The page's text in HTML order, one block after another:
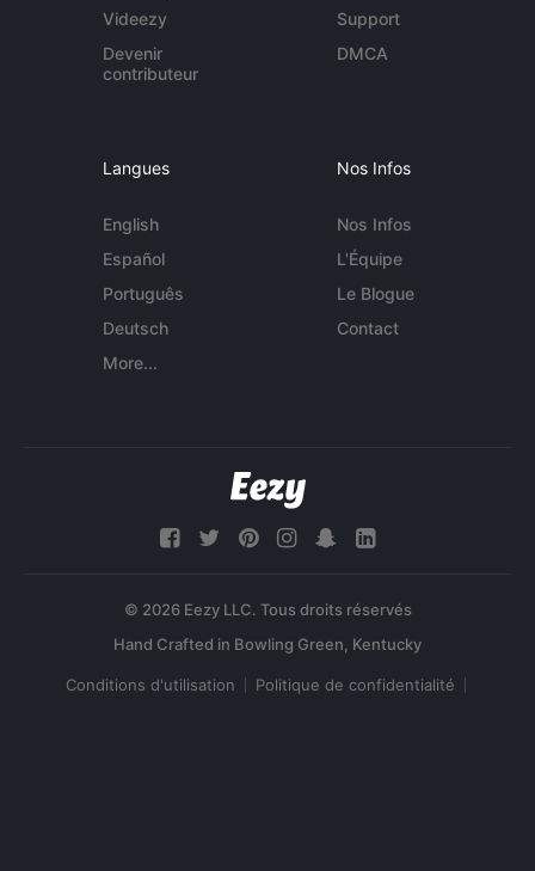
Videezy
Devenir
contributeur
Support
DMCA
Langues
English
Español
Português
Deutsch
More...
Nos Infos
Nos Infos
L'Équipe
Le Blogue
Contact
© 2026 Eezy LLC. Tous droits réservés
Conditions d'utilisation Politique de confidentialité